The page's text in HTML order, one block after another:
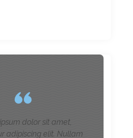
dolor sit amet,
adipiscing elit. Nullam